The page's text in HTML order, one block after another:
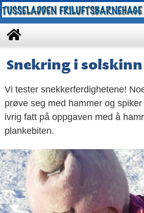
Snekring i solskinn
Vi tester snekkerferdighetene!
prøve seg med hammer og
ivrig fatt på oppgaven med å
plankebiten.